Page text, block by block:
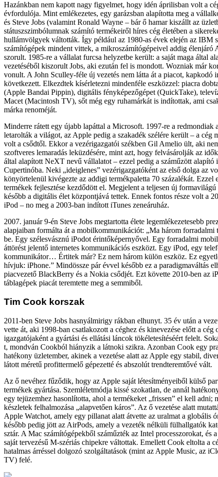
Hazánkban nem kapott nagy figyelmet, hogy idén áprilisban volt a
évfordulója. Mint emlékezetes, egy garázsban alapította meg a
és Steve Jobs (valamint Ronald Wayne – bár ő hamar kiszállt az
státuszszimbólumnak számító termékeiről híres cég életében a
hullámvölgyek váltották. Így például az 1980-as évek elején az IBM
számítógépek mindent vittek, a mikroszámítógépeivel addig élenjáró
szorult. 1985-re a vállalat furcsa helyzetbe került: a saját maga által
vezetéséből kiszorult Jobs, aki ezután fel is mondott. Wozniak már
vonult. A John Sculley-féle új vezetés nem látta át a piacot, kapkodó
következett. Elkezdtek kísérletezni mindenféle eszközzel: piacra
(Apple Bandai Pippin), digitális fényképezőgépet (QuickTake),
Macet (Macintosh TV), sőt még egy ruhamárkát is indítottak, ami
márka renoméját.
Minderre rátett egy újabb lapáttal a Microsoft. 1997-re a redmondiak
letarolták a világot, az Apple pedig a szakadék szélére került – a cég
volt a csődtől. Ekkor a vezérigazgatói székben Gil Amelio ült, aki
szoftveres lemaradás leküzdésére, mint azt, hogy felvásárolják az
által alapított NeXT nevű vállalatot – ezzel pedig a száműzött alapító
Cupertinóba. Neki „ideiglenes” vezérigazgatóként az első dolga az
könyörtelenül kivégezte az addigi termékpaletta 70 százalékát. Ezzel
termékek fejlesztése kezdődött el. Megjelent a teljesen új
később a digitális élet központjává tettek. Ennek fontos része volt a
iPod – no meg a 2003-ban indított iTunes zeneáruház.
2007. január 9-én Steve Jobs megtartotta élete legemlékezetesebb
alapjaiban formálta át a mobilkommunikációt: „Ma három forradalmi
be. Egy szélesvásznú iPodot érintőképernyővel. Egy forradalmi
áttörést jelentő internetes kommunikációs eszközt. Egy iPod, egy
kommunikátor… Értitek már? Ez nem három külön eszköz. Ez
hívjuk: iPhone.” Mindössze pár évvel később ez a paradigmaváltás
piacvezető BlackBerry és a Nokia csődjét. Ezt követte 2010-ben az
táblagépek piacát teremtette meg a semmiből.
Tim Cook korszak
2011-ben Steve Jobs hasnyálmirigy rákban elhunyt. 35 év után a
vette át, aki 1998-ban csatlakozott a céghez és kinevezése előtt a cég
igazgatójaként a gyártási és ellátási láncok tökéletesítéséért felelt.
t, mondván Cookból hiányzik a látnoki szikra. Azonban Cook egy
hatékony üzletember, akinek a vezetése alatt az Apple egy stabil,
látott méretű profittermelő gépezetté és abszolút trendteremtővé vált.
Az ő nevéhez fűződik, hogy az Apple saját létesítményeiből külső
termékek gyártása. Szemléletmódja kissé szokatlan, de annál
egy tejüzemhez hasonlította, ahol a termékeket „frissen” el kell adni;
készletek felhalmozása „alapvetően káros”. Az ő vezetése alatt
Apple Watchot, amely egy pillanat alatt átvette az uralmat a globális
később pedig jött az AirPods, amely a vezeték nélküli fülhallgatók
sztár. A Mac számítógépekből száműzték az Intel processzorokat, és
saját tervezésű M-szériás chipekre váltottak. Emellett Cook eltolta a
hatalmas árréssel dolgozó szolgáltatások (mint az Apple Music, az
TV) felé.